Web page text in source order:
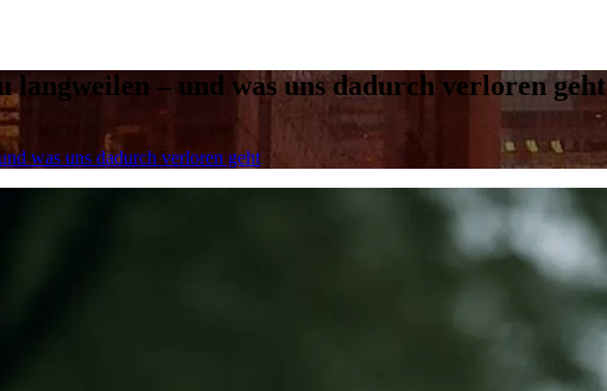
– und was uns dadurch verloren geht
was uns dadurch verloren geht